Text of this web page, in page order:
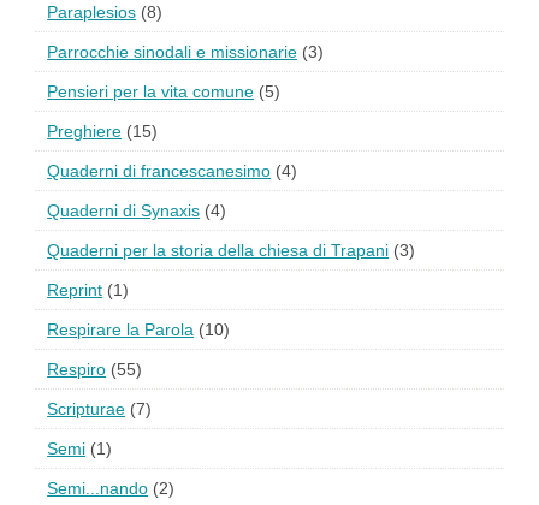
Paraplesios (8)
Parrocchie sinodali e missionarie (3)
Pensieri per la vita comune (5)
Preghiere (15)
Quaderni di francescanesimo (4)
Quaderni di Synaxis (4)
Quaderni per la storia della chiesa di Trapani (3)
Reprint (1)
Respirare la Parola (10)
Respiro (55)
Scripturae (7)
Semi (1)
Semi...nando (2)